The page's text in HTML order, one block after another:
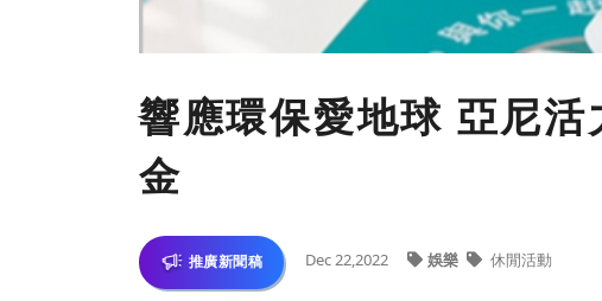
響應環保愛地球 亞尼
金
推廣新聞稿 Dec 22,2022 娛樂 休閒活動